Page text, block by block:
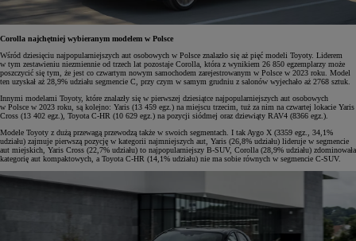
Corolla najchętniej wybieranym modelem w Polsce
Wśród dziesięciu najpopularniejszych aut osobowych w Polsce znalazło się aż pięć modeli Toyoty. Liderem
w tym zestawieniu niezmiennie od trzech lat pozostaje Corolla, która z wynikiem 26 850 egzemplarzy może
poszczycić się tym, że jest co czwartym nowym samochodem zarejestrowanym w Polsce w 2023 roku. Model
ten uzyskał aż 28,9% udziału segmencie C, przy czym w samym grudniu z salonów wyjechało aż 2768 sztuk.
Innymi modelami Toyoty, które znalazły się w pierwszej dziesiątce najpopularniejszych aut osobowych
w Polsce w 2023 roku, są kolejno: Yaris (13 459 egz.) na miejscu trzecim, tuż za nim na czwartej lokacie Yaris
Cross (13 402 egz.), Toyota C-HR (10 629 egz.) na pozycji siódmej oraz dziewiąty RAV4 (8366 egz.).
Modele Toyoty z dużą przewagą przewodzą także w swoich segmentach. I tak Aygo X (3359 egz., 34,1%
udziału) zajmuje pierwszą pozycję w kategorii najmniejszych aut, Yaris (26,8% udziału) lideruje w segmencie
aut miejskich, Yaris Cross (22,7% udziału) to najpopularniejszy B-SUV, Corolla (28,9% udziału) zdominowała
kategorię aut kompaktowych, a Toyota C-HR (14,1% udziału) nie ma sobie równych w segmencie C-SUV.